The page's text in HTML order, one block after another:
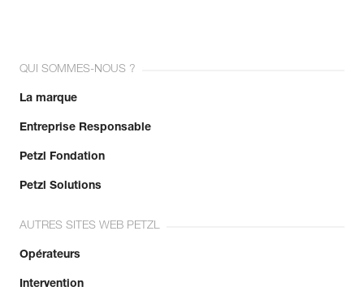
QUI SOMMES-NOUS ?
La marque
Entreprise Responsable
Petzl Fondation
Petzl Solutions
AUTRES SITES WEB PETZL
Opérateurs
Intervention